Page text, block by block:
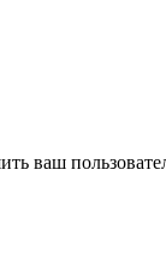
ваш